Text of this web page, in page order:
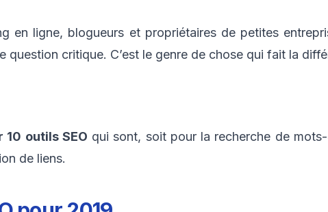
en ligne, blogueurs et propriétaires de petites
question critique. C’est le genre de chose qui fait la
10 outils SEO qui sont, soit pour la recherche de
de liens.